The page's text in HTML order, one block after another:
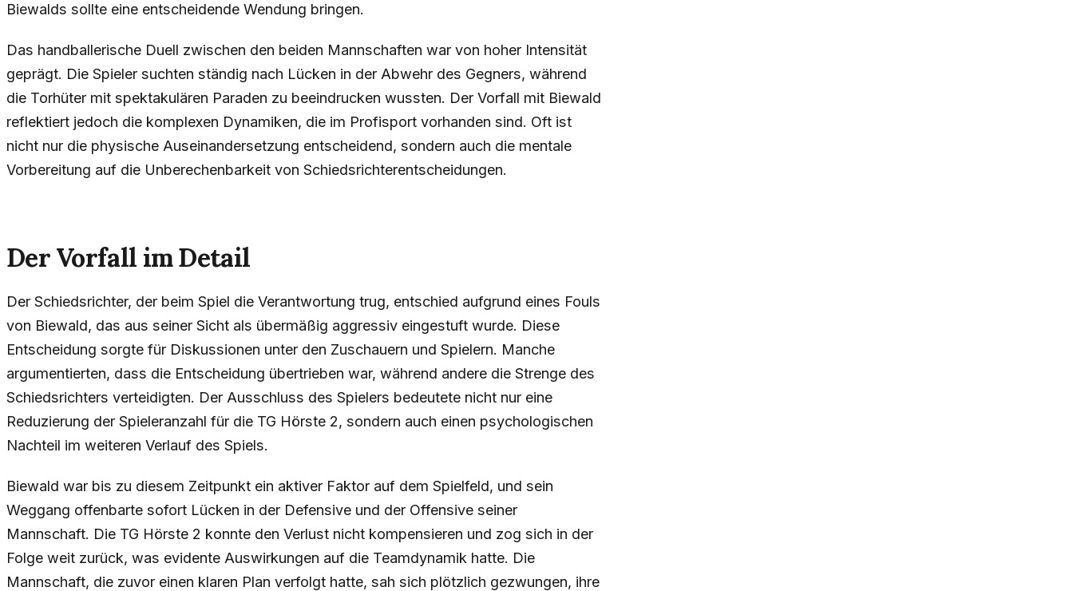
Biewalds sollte eine entscheidende Wendung bringen.
Das handballerische Duell zwischen den beiden Mannschaften war von hoher Intensität
geprägt. Die Spieler suchten ständig nach Lücken in der Abwehr des Gegners, während
die Torhüter mit spektakulären Paraden zu beeindrucken wussten. Der Vorfall mit Biewald
reflektiert jedoch die komplexen Dynamiken, die im Profisport vorhanden sind. Oft ist
nicht nur die physische Auseinandersetzung entscheidend, sondern auch die mentale
Vorbereitung auf die Unberechenbarkeit von Schiedsrichterentscheidungen.
Der Vorfall im Detail
Der Schiedsrichter, der beim Spiel die Verantwortung trug, entschied aufgrund eines Fouls
von Biewald, das aus seiner Sicht als übermäßig aggressiv eingestuft wurde. Diese
Entscheidung sorgte für Diskussionen unter den Zuschauern und Spielern. Manche
argumentierten, dass die Entscheidung übertrieben war, während andere die Strenge des
Schiedsrichters verteidigten. Der Ausschluss des Spielers bedeutete nicht nur eine
Reduzierung der Spieleranzahl für die TG Hörste 2, sondern auch einen psychologischen
Nachteil im weiteren Verlauf des Spiels.
Biewald war bis zu diesem Zeitpunkt ein aktiver Faktor auf dem Spielfeld, und sein
Weggang offenbarte sofort Lücken in der Defensive und der Offensive seiner
Mannschaft. Die TG Hörste 2 konnte den Verlust nicht kompensieren und zog sich in der
Folge weit zurück, was evidente Auswirkungen auf die Teamdynamik hatte. Die
Mannschaft, die zuvor einen klaren Plan verfolgt hatte, sah sich plötzlich gezwungen, ihre